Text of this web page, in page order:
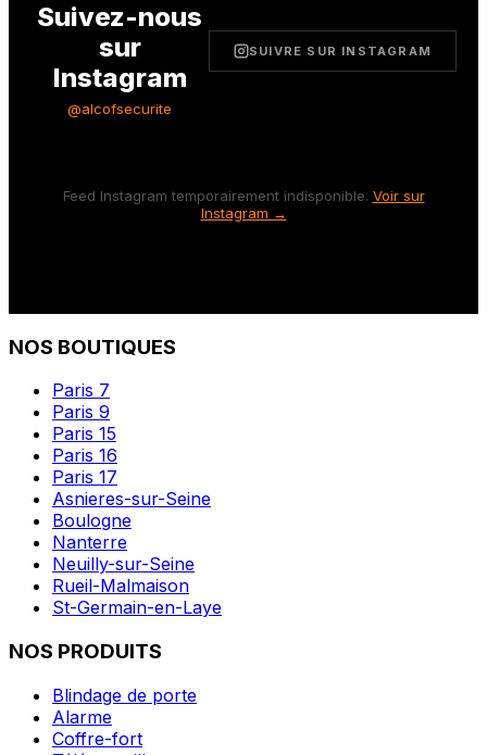
Suivez-nous
sur
Instagram
@alcofsecurite
SUIVRE SUR INSTAGRAM
Feed Instagram temporairement indisponible. Voir sur
Instagram →
NOS BOUTIQUES
Paris 7
Paris 9
Paris 15
Paris 16
Paris 17
Asnieres-sur-Seine
Boulogne
Nanterre
Neuilly-sur-Seine
Rueil-Malmaison
St-Germain-en-Laye
NOS PRODUITS
Blindage de porte
Alarme
Coffre-fort